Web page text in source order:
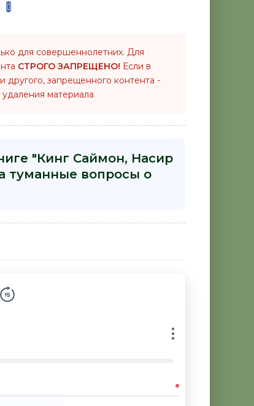
для совершеннолетних. Для
СТРОГО ЗАПРЕЩЕНО! Если в
другого, запрещенного контента -
удаления материала
"Кинг Саймон, Насир
туманные вопросы о